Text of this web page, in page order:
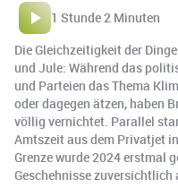
1 Stunde 2 Minuten
Die Gleichzeitigkeit der
und Jule: Während das
und Parteien das Thema
oder dagegen ätzen, haben
völlig vernichtet. Parallel
Amtszeit aus dem Privatjet
Grenze wurde 2024 erstmal
Geschehnisse zuversichtlich